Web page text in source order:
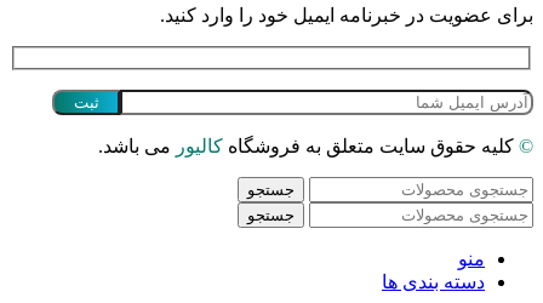
برای عضویت در خبرنامه ایمیل خود را وارد کنید.
© کلیه حقوق سایت متعلق به فروشگاه کالیور می باشد.
جستجو
جستجو
منو
دسته بندی ها